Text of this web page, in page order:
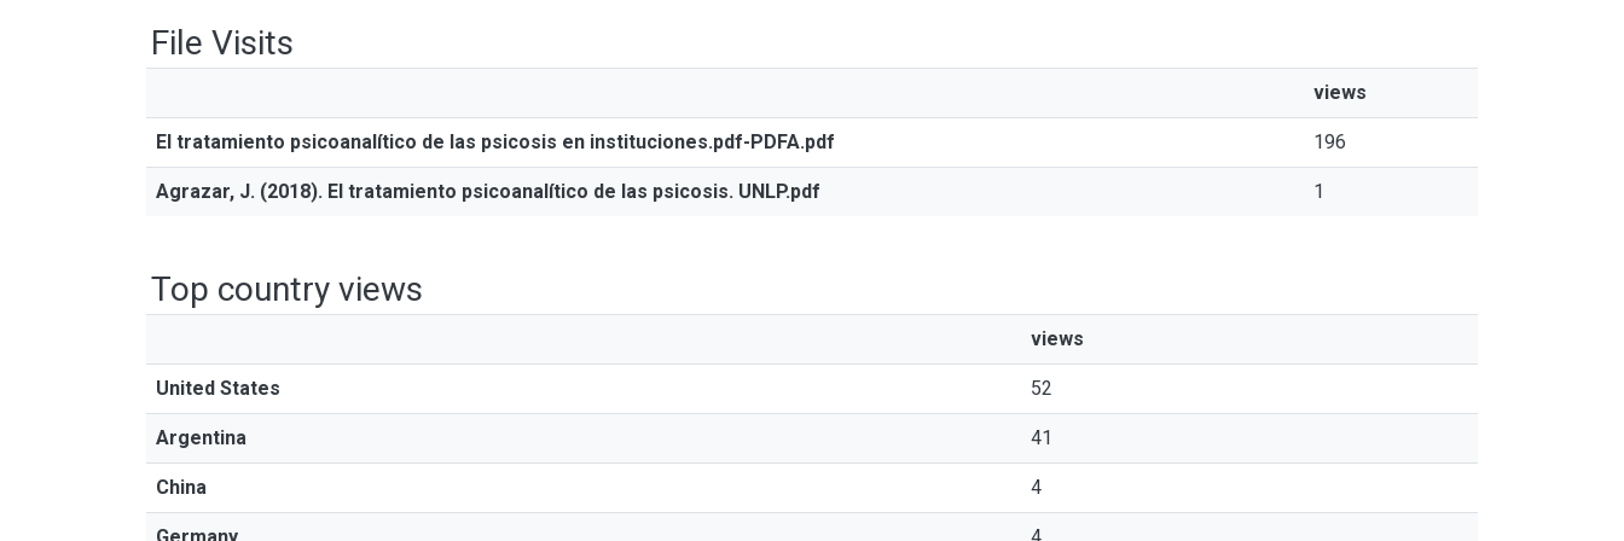
File Visits
views
El tratamiento psicoanalítico de las psicosis en instituciones.pdf-PDFA.pdf 196
Agrazar, J. (2018). El tratamiento psicoanalítico de las psicosis. UNLP.pdf 1
Top country views
views
United States 52
Argentina 41
China 4